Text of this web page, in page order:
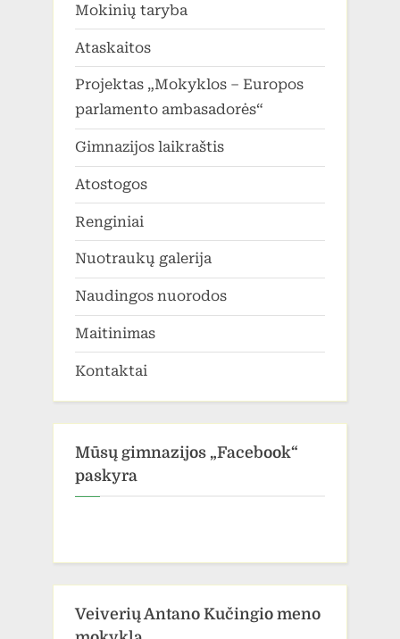
Mokinių taryba
Ataskaitos
Projektas „Mokyklos – Europos
parlamento ambasadorės“
Gimnazijos laikraštis
Atostogos
Renginiai
Nuotraukų galerija
Naudingos nuorodos
Maitinimas
Kontaktai
Mūsų gimnazijos „Facebook“
paskyra
Veiverių Antano Kučingio meno